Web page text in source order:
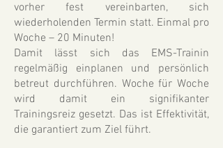
vorher fest vereinbarten, sich
wiederholenden Termin statt. Einmal pro
Woche – 20 Minuten!
Damit lässt sich das EMS-Trainin
regelmäßig einplanen und persönlich
betreut durchführen. Woche für Woche
wird damit ein signifikanter
Trainingsreiz gesetzt. Das ist Effektivität,
die garantiert zum Ziel führt.